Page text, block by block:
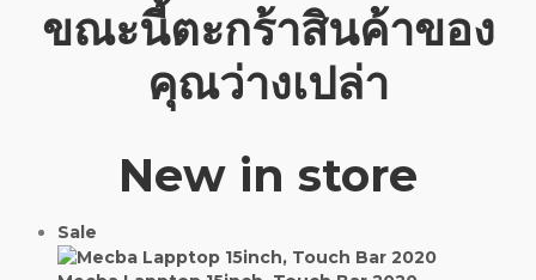
ขณะนี้ตะกร้าสินค้าของ
คุณว่างเปล่า
New in store
Sale